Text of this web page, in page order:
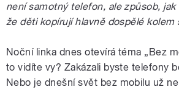
není samotný telefon, ale způsob,
že děti kopírují hlavně dospělé kolem
Noční linka dnes otevírá téma „Bez
to vidíte vy? Zakázali byste telefony
Nebo je dnešní svět bez mobilu už